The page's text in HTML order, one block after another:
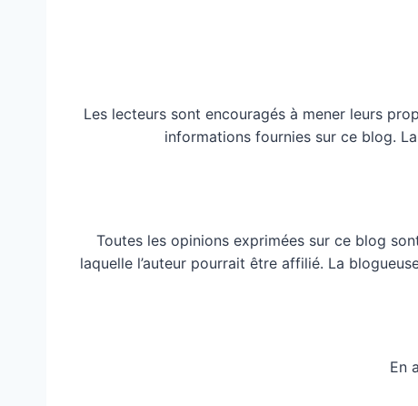
Les lecteurs sont encouragés à mener leurs
informations fournies sur ce blog.
Toutes les opinions exprimées sur ce blog
laquelle l’auteur pourrait être affilié. La
En